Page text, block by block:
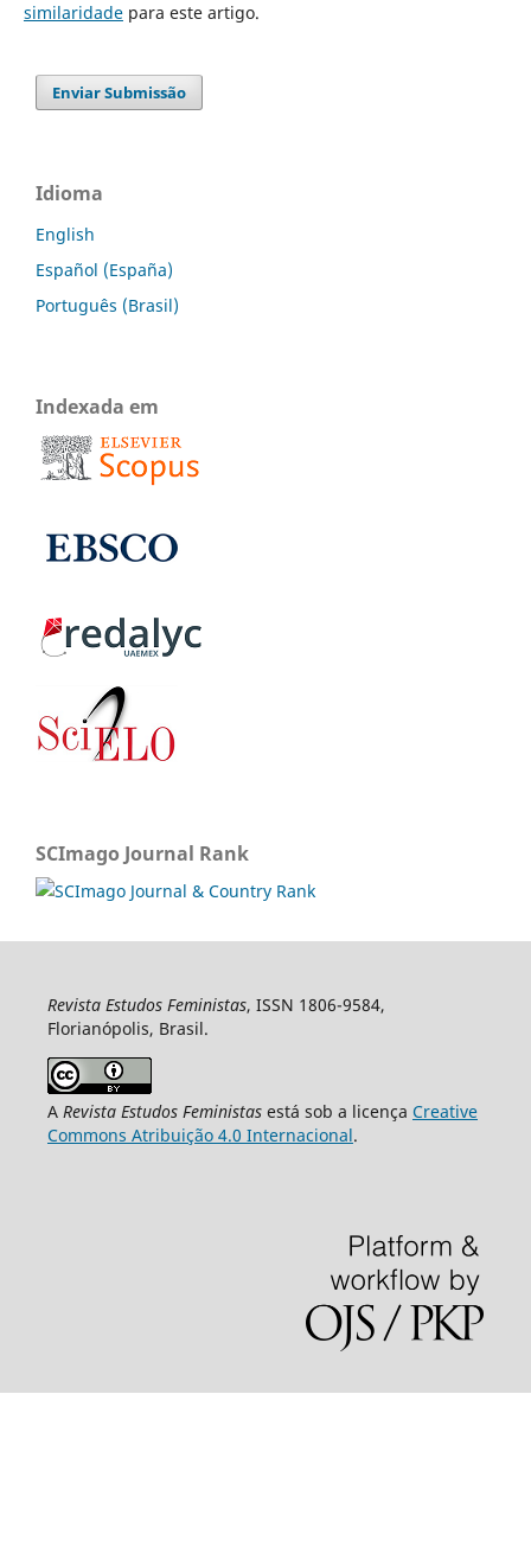
similaridadepara este artigo.
Enviar Submissão
Idioma
English
Español (España)
Português (Brasil)
Indexada em
SCImago Journal Rank
Revista Estudos Feministas, ISSN 1806-9584,
Florianópolis, Brasil.
A Revista Estudos Feministasestá sob a licença Creative
Commons Atribuição 4.0 Internacional.